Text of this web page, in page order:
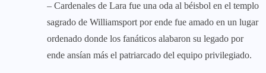
– Cardenales de Lara fue una oda al béisbol en el templo
sagrado de Williamsport por ende fue amado en un lugar
ordenado donde los fanáticos alabaron su legado por
ende ansían más el patriarcado del equipo privilegiado.